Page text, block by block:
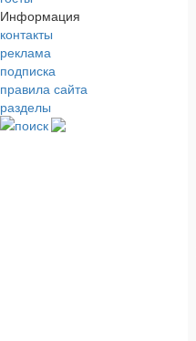
Информация
контакты
реклама
подписка
правила сайта
разделы
поиск